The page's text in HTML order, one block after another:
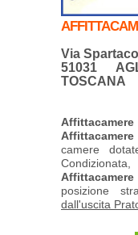
Via
51031
TOSCANA
Affittacamere
camere
posizione
dall'uscita